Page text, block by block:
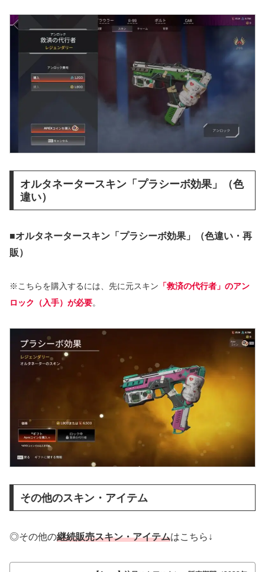
オルタネータースキン「プラシーボ効果」（色
違い）
■オルタネータースキン「プラシーボ効果」
（色違い・再
販）
※こちらを購入するには、先に元スキン 「救済の代行者」のアン
ロック（入手）が必要。
その他のスキン・アイテム
◎その他の継続販売スキン・アイテムはこちら↓